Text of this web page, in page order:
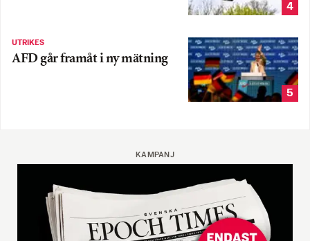
4
UTRIKES
AFD går framåt i ny mätning
5
KAMPANJ